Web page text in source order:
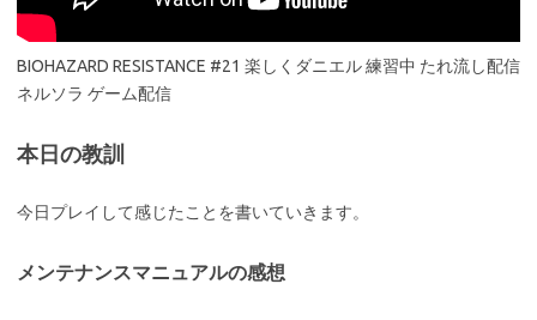
BIOHAZARD RESISTANCE #21 楽しくダニエル 練習中 たれ流し配信
ネルソラ ゲーム配信
本日の教訓
今日プレイして感じたことを書いていきます。
メンテナンスマニュアルの感想